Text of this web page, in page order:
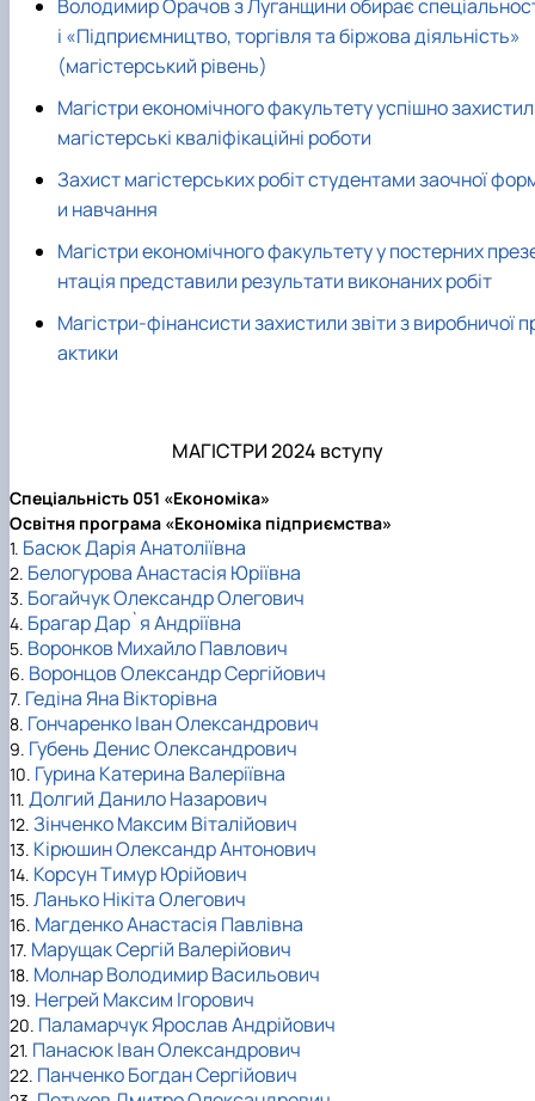
Володимир Орачов з Луганщини обирає
і «Підприємництво, торгівля та біржова діяльність»
(магістерський рівень)
Магістри економічного факультету успішно
магістерські кваліфікаційні роботи
Захист магістерських робіт студентами заочної
и навчання
Магістри економічного факультету у постерних
нтація представили результати виконаних робіт
Магістри-фінансисти захистили звіти з виробничої
актики
МАГІСТРИ 2024 вступу
Спеціальність 051 «Економіка»
Освітня програма «Економіка підприємства»
1. Басюк Дарія Анатоліївна
2. Белогурова Анастасія Юріївна
3. Богайчук Олександр Олегович
4. Брагар Дар`я Андріївна
5. Воронков Михайло Павлович
6. Воронцов Олександр Сергійович
7. Гедіна Яна Вікторівна
8. Гончаренко Іван Олександрович
9. Губень Денис Олександрович
10. Гурина Катерина Валеріївна
11. Долгий Данило Назарович
12. Зінченко Максим Віталійович
13. Кірюшин Олександр Антонович
14. Корсун Тимур Юрійович
15. Ланько Нікіта Олегович
16. Магденко Анастасія Павлівна
17. Марущак Сергій Валерійович
18. Молнар Володимир Васильович
19. Негрей Максим Ігорович
20. Паламарчук Ярослав Андрійович
21. Панасюк Іван Олександрович
22. Панченко Богдан Сергійович